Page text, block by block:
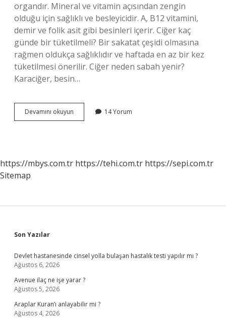
organdır. Mineral ve vitamin açısından zengin
olduğu için sağlıklı ve besleyicidir. A, B12 vitamini,
demir ve folik asit gibi besinleri içerir. Ciğer kaç
günde bir tüketilmeli? Bir sakatat çeşidi olmasına
rağmen oldukça sağlıklıdır ve haftada en az bir kez
tüketilmesi önerilir. Ciğer neden sabah yenir?
Karaciğer, besin…
Devamını okuyun
Yemek
14 Yorum
https://mbys.com.tr https://tehi.com.tr https://sepi.com.tr
Sitemap
Sidebar
Son Yazılar
Devlet hastanesinde cinsel yolla bulaşan hastalık testi yapılır mı ?
Ağustos 6, 2026
Avenue ilaç ne işe yarar ?
Ağustos 5, 2026
Araplar Kuran’ı anlayabilir mi ?
Ağustos 4, 2026